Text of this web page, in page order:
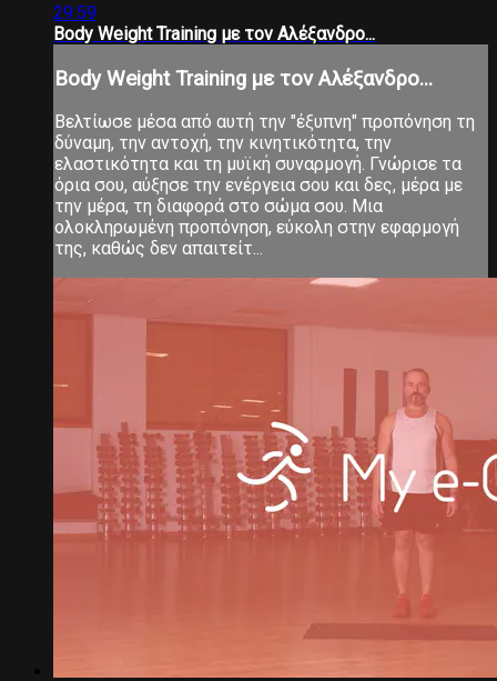
29:59
Body Weight Training με τον Αλέξανδρο...
Body Weight Training με τον Αλέξανδρο...
Βελτίωσε μέσα από αυτή την "έξυπνη" προπόνηση τη
δύναμη, την αντοχή, την κινητικότητα, την
ελαστικότητα και τη μυϊκή συναρμογή. Γνώρισε τα
όρια σου, αύξησε την ενέργεια σου και δες, μέρα με
την μέρα, τη διαφορά στο σώμα σου. Μια
ολοκληρωμένη προπόνηση, εύκολη στην εφαρμογή
της, καθώς δεν απαιτείτ...